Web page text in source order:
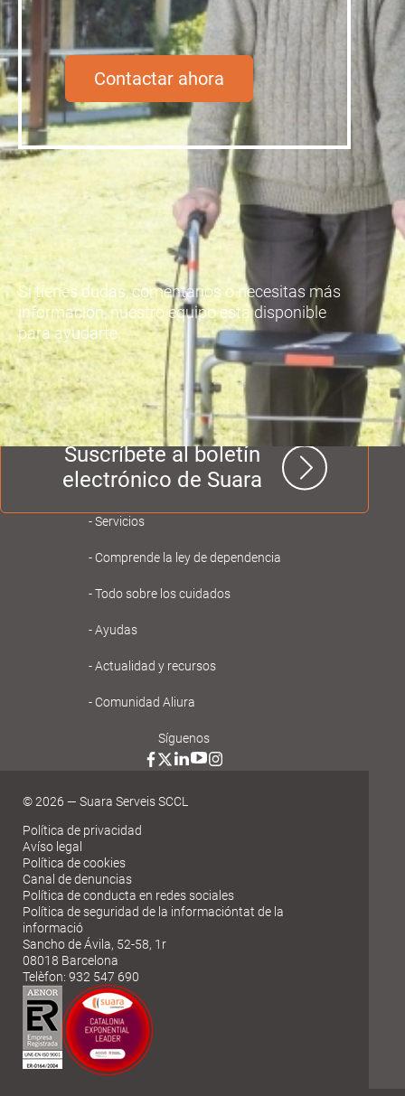
Contactar ahora
Si tienes dudas, comentarios o necesitas más
información, nuestro equipo esta disponible
para ayudarte.
Suscríbete al boletín
electrónico de Suara
Navegación
principal
Gent
Gran
Servicios
Comprende la ley de dependencia
Todo sobre los cuidados
Ayudas
Actualidad y recursos
Comunidad Aliura
Síguenos
© 2026 — Suara Serveis SCCL
Política de privacidad
Avíso legal
Política de cookies
Canal de denuncias
Política de conducta en redes sociales
Política de seguridad de la informacióntat de la
informació
Sancho de Ávila, 52-58, 1r
08018 Barcelona
Telèfon: 932 547 690